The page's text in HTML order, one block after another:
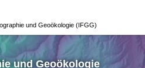
und Geoökologie (IFGG)
und Geoökologie